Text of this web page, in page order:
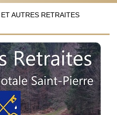
AUTRES RETRAITES